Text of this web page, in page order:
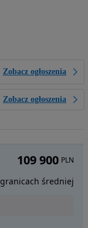
Zobacz ogłoszenia
Zobacz ogłoszenia
109 900 PLN
średniej